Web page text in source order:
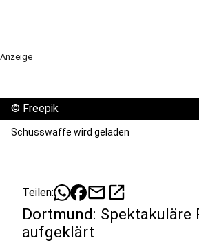
Anzeige
© Freepik
Schusswaffe wird geladen
Teilen: mailopen_in_new
Dortmund: Spektakuläre
aufgeklärt